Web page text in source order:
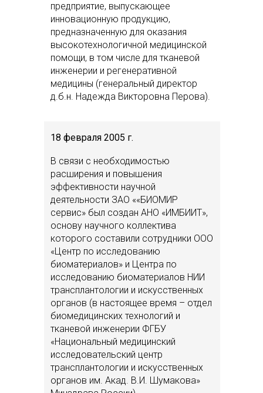
предприятие, выпускающее
инновационную продукцию,
предназначенную для оказания
высокотехнологичной медицинской
помощи, в том числе для тканевой
инженерии и регенеративной
медицины (генеральный директор
д.б.н. Надежда Викторовна Перова).
18 февраля 2005 г.
В связи с необходимостью
расширения и повышения
эффективности научной
деятельности ЗАО ««БИОМИР
сервис» был создан АНО «ИМБИИТ»,
основу научного коллектива
которого составили сотрудники ООО
«Центр по исследованию
биоматериалов» и Центра по
исследованию биоматериалов НИИ
трансплантологии и искусственных
органов (в настоящее время – отдел
биомедицинских технологий и
тканевой инженерии ФГБУ
«Национальный медицинский
исследовательский центр
трансплантологии и искусственных
органов им. Акад. В.И. Шумакова»